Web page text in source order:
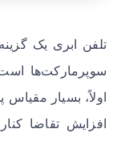
تلفن ابری یک
سوپرمارکت‌ها است
اولاً، بسیار مقیاس
افزایش تقاضا کنار